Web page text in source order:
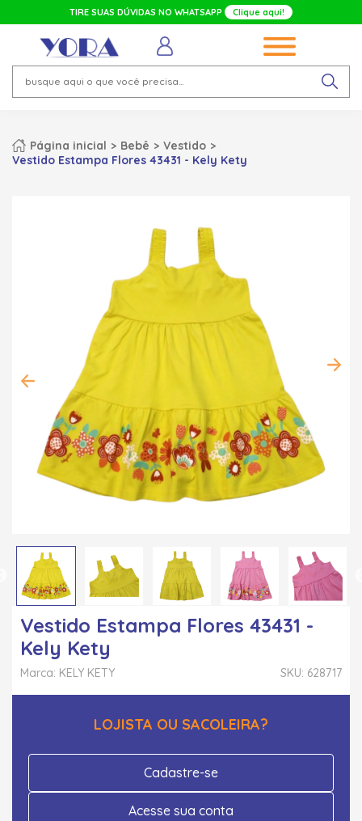
TIRE SUAS DÚVIDAS NO WHATSAPP Clique aqui!
Página inicial Bebê
Vestido
Vestido Estampa Flores 43431 - Kely Kety
Vestido Estampa Flores 43431 -
Kely Kety
SKU: 628717
Marca: KELY KETY
LOJISTA OU SACOLEIRA?
Cadastre-se
Acesse sua conta